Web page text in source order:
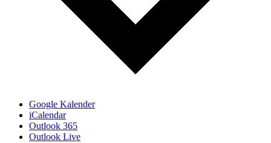
Google Kalender
iCalendar
Outlook 365
Outlook Live